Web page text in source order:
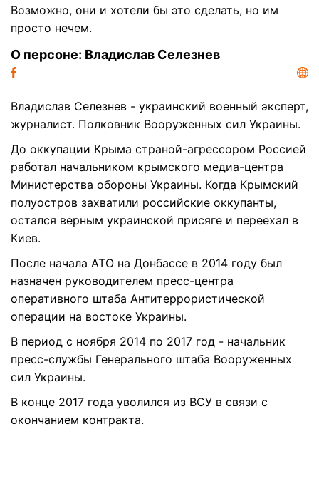
Возможно, они и хотели бы это сделать, но им
просто нечем.
О персоне: Владислав Селезнев
Владислав Селезнев - украинский военный эксперт,
журналист. Полковник Вооруженных сил Украины.
До оккупации Крыма страной-агрессором Россией
работал начальником крымского медиа-центра
Министерства обороны Украины. Когда Крымский
полуостров захватили российские оккупанты,
остался верным украинской присяге и переехал в
Киев.
После начала АТО на Донбассе в 2014 году был
назначен руководителем пресс-центра
оперативного штаба Антитеррористической
операции на востоке Украины.
В период с ноября 2014 по 2017 год - начальник
пресс-службы Генерального штаба Вооруженных
сил Украины.
В конце 2017 года уволился из ВСУ в связи с
окончанием контракта.